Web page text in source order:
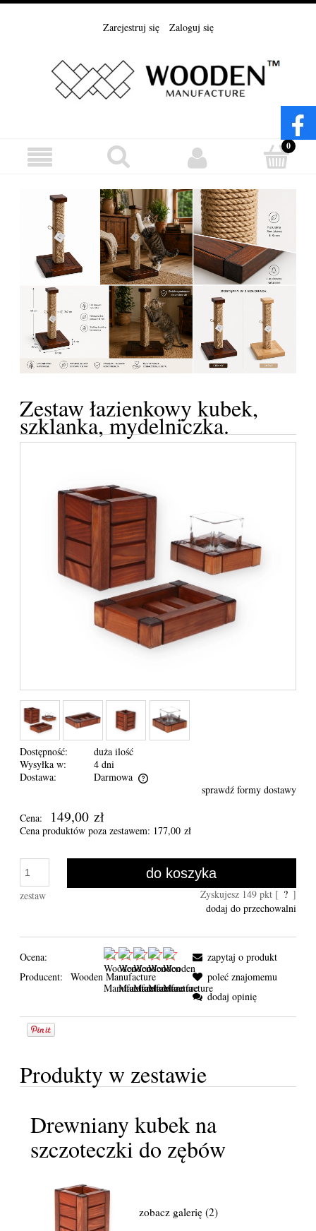
Zarejestruj się Zaloguj się
Zestaw łazienkowy kubek,
szklanka, mydelniczka.
Dostępność:
duża ilość
Wysyłka w:
4 dni
Dostawa:
Darmowa
Cena nie zawiera ewentualnych kosztów płatnościsprawdź formy dostawy
Cena: 149,00 zł
Cena produktów poza zestawem: 177,00 zł
zestaw
do koszyka
Zyskujesz 149pkt [ ? ]
dodaj do przechowalni
Ocena:
Producent:
Wooden Manufacture
zapytaj o produkt
poleć znajomemu
dodaj opinię
Produkty w zestawie
Drewniany kubek na
szczoteczki do zębów
zobacz galerię (2)